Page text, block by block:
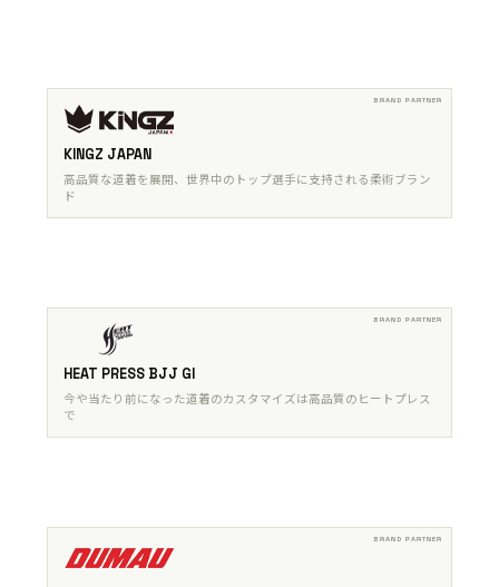
KINGZ JAPAN
高品質な道着を展開、世界中のトップ選手に支持される柔術ブラン
ド
HEAT PRESS BJJ GI
今や当たり前になった道着のカスタマイズは高品質のヒートプレス
で